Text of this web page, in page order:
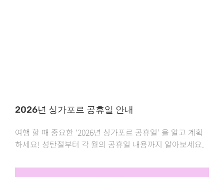
2026년 싱가포르 공휴일 안내
여행 할 때 중요한 ‘2026년 싱가포르 공휴일’ 을 알고 계획
하세요! 성탄절부터 각 월의 공휴일 내용까지 알아보세요.